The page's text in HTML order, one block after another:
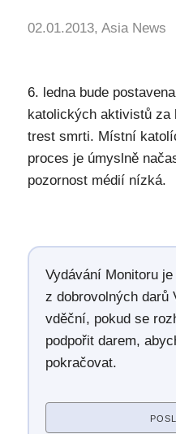
02.01.2013, Asia News
6. ledna bude
katolických aktivistů za
trest smrti. Místní
proces je úmyslně
pozornost médií nízká.
Vydávání Monitoru
z dobrovolných darů
vděční, pokud se
podpořit darem,
pokračovat.